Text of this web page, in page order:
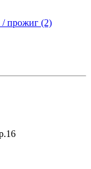
/ прожиг (2)